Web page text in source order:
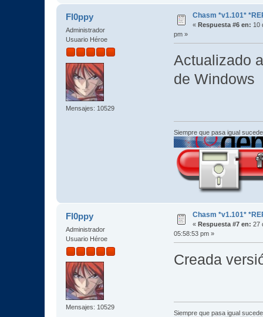
Fl0ppy
Administrador
Usuario Héroe
Mensajes: 10529
Chasm *v1.101*
« Respuesta #6 en: 10
pm »
Actualizado
de Windows
Siempre que pasa igual
Fl0ppy
Administrador
Usuario Héroe
Mensajes: 10529
Chasm *v1.101*
« Respuesta #7 en: 27
05:58:53 pm »
Creada
Siempre que pasa igual